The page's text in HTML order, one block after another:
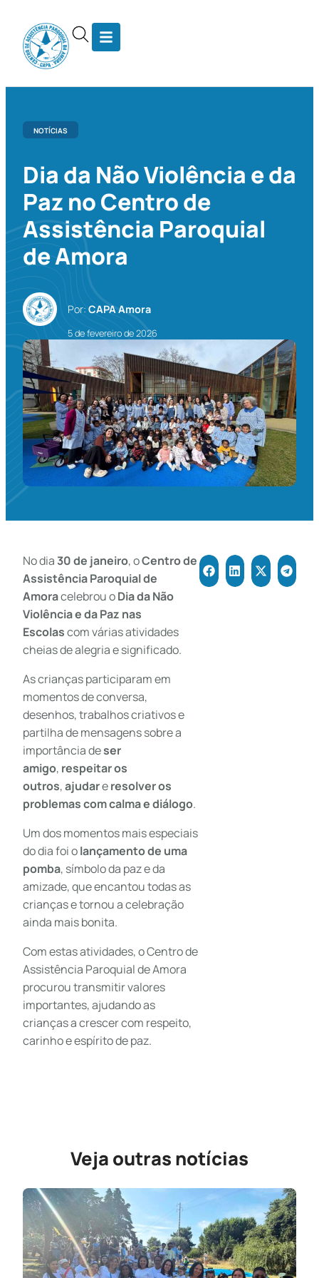
NOTÍCIAS
Dia da Não Violência e da
Paz no Centro de
Assistência Paroquial
de Amora
Por: CAPA Amora
5 de fevereiro de 2026
No dia30 de janeiro, oCentro de
Assistência Paroquial de
Amoracelebrou oDia da Não
Violência e da Paz nas
Escolascom várias atividades
cheias de alegria e significado.
As crianças participaram em
momentos de conversa,
desenhos, trabalhos criativos e
partilha de mensagens sobre a
importância deser
amigo, respeitar os
outros,ajudareresolver os
problemas com calma e diálogo.
Um dos momentos mais especiais
do dia foi olançamento de uma
pomba, símbolo da paz e da
amizade, que encantou todas as
crianças e tornou a celebração
ainda mais bonita.
Com estas atividades, o Centro de
Assistência Paroquial de Amora
procurou transmitir valores
importantes, ajudando as
crianças a crescer com respeito,
carinho e espírito de paz.
Veja outras notícias